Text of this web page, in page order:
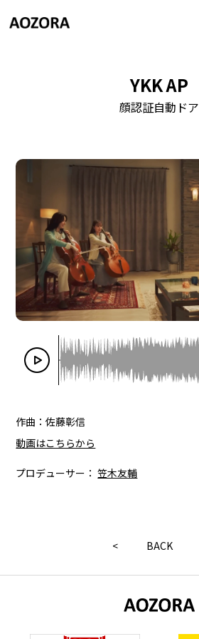
YKK AP
顔認証自動ドア
作曲：佐藤彰信
動画はこちらから
プロデューサー：笠木友輔
< BACK